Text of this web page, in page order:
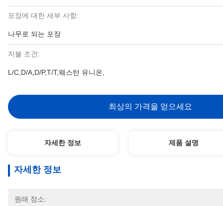
포장에 대한 세부 사항:
나무로 되는 포장
지불 조건:
L/C,D/A,D/P,T/T,웨스턴 유니온,
최상의 가격을 얻으세요
자세한 정보 제품 설명
자세한 정보
원래 장소: